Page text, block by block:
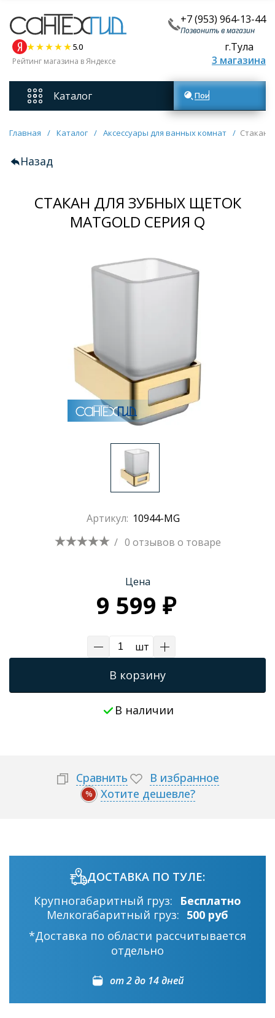
+7 (953) 964-13-44
Позвонить в магазин
5.0
Рейтинг магазина в Яндексе
г.Тула
3 магазина
Каталог
Смесители
Унитазы
Мебель для ванных комнат
Кухонные мойки
Душевые кабины
Полотенцесушители
Аксессуары для ванных комнат
Душевые поддоны
Душевые уголки и ограждения
Поиск товаров
Главная / Каталог / Аксессуары для ванных комнат / Стакан
Назад
СТАКАН ДЛЯ ЗУБНЫХ ЩЕТОК
MATGOLD СЕРИЯ Q
Артикул: 10944-MG
/ 0 отзывов о товаре
Цена
9 599 ₽
шт
В корзину
В наличии
Сравнить В избранное
% Хотите дешевле?
ДОСТАВКА ПО ТУЛЕ:
Крупногабаритный груз:
Бесплатно
Мелкогабаритный груз: 500 руб
*Доставка по области рассчитывается
отдельно
от 2 до 14 дней